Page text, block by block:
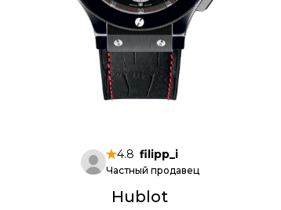
4.8 filipp_i
Частный продавец
Hublot